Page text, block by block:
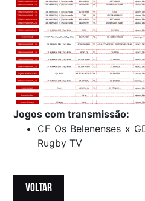
Jogos com transmissão:
CF Os Belenenses x
Rugby TV
VOLTAR